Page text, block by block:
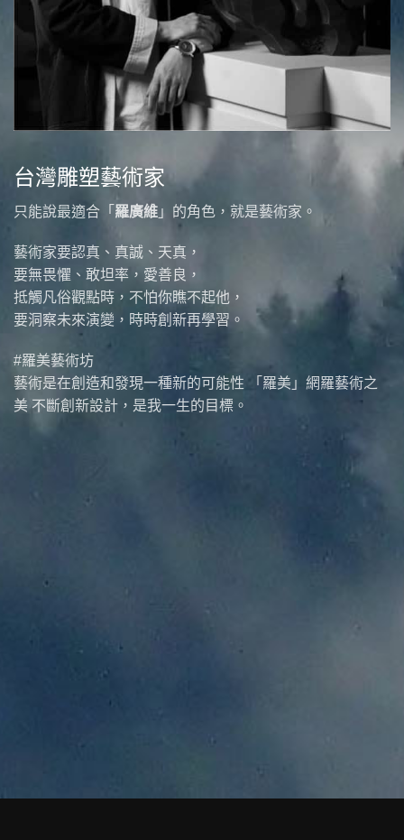
台灣雕塑藝術家
只能說最適合「 羅廣維 」的角色，就是藝術家。
藝術家要認真、真誠、天真，
要無畏懼、敢坦率，愛善良，
抵觸凡俗觀點時，不怕你瞧不起他，
要洞察未來演變，時時創新再學習。
#羅美藝術坊
藝術是在創造和發現一種新的可能性 「羅美」網羅藝術之
美 不斷創新設計，是我一生的目標。